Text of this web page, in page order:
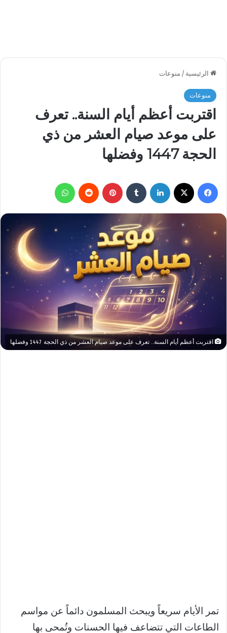
الرئيسية / منوعات
منوعات
اقتربت أعظم أيام السنة.. تعرف
على موعد صيام العشر من ذي
الحجة 1447 وفضلها
فيسبوك لينكدإن بينتيريست
اقتربت أعظم أيام السنة.. تعرف على موعد صيام العشر من ذي الحجة 1447 وفضلها
تمر الأيام سريعاً ويبحث المسلمون دائماً عن مواسم
الطاعات التي تتضاعف فيها الحسنات وتُمحى بها